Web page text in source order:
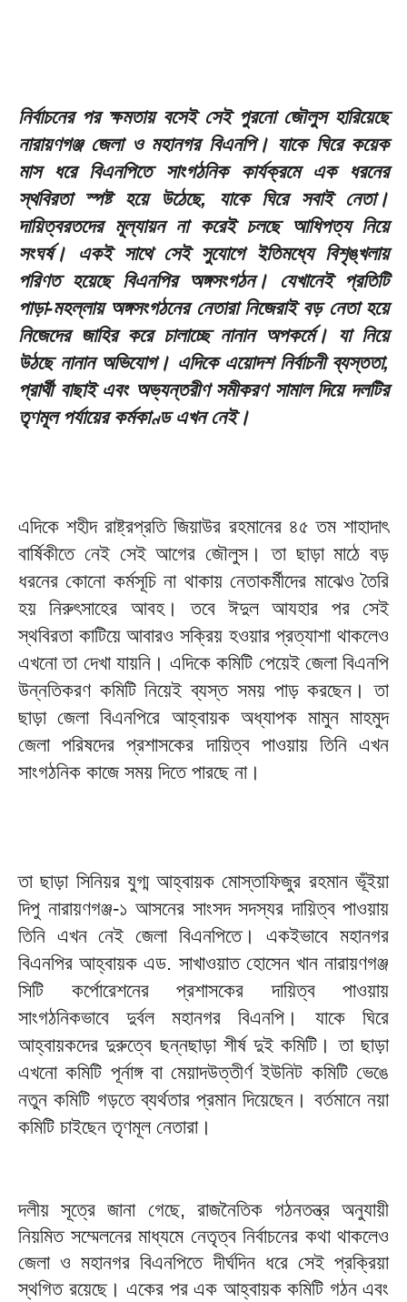
নির্বাচনের পর ক্ষমতায় বসেই সেই পুরনো জৌলুস হারিয়েছে
নারায়ণগঞ্জ জেলা ও মহানগর বিএনপি। যাকে ঘিরে কয়েক
মাস ধরে বিএনপিতে সাংগঠনিক কার্যক্রমে এক ধরনের
স্থবিরতা স্পষ্ট হয়ে উঠেছে, যাকে ঘিরে সবাই নেতা।
দায়িত্বরতদের মূল্যায়ন না করেই চলছে আধিপত্য নিয়ে
সংঘর্ষ। একই সাথে সেই সুযোগে ইতিমধ্যে বিশৃঙ্খলায়
পরিণত হয়েছে বিএনপির অঙ্গসংগঠন। যেখানেই প্রতিটি
পাড়া-মহল্লায় অঙ্গসংগঠনের নেতারা নিজেরাই বড় নেতা হয়ে
নিজেদের জাহির করে চালাচ্ছে নানান অপকর্মে। যা নিয়ে
উঠছে নানান অভিযোগ। এদিকে এয়োদশ নির্বাচনী ব্যস্ততা,
প্রার্থী বাছাই এবং অভ্যন্তরীণ সমীকরণ সামাল দিয়ে দলটির
তৃণমূল পর্যায়ের কর্মকাণ্ড এখন নেই।
এদিকে শহীদ রাষ্ট্রপ্রতি জিয়াউর রহমানের ৪৫ তম শাহাদাৎ
বার্ষিকীতে নেই সেই আগের জৌলুস। তা ছাড়া মাঠে বড়
ধরনের কোনো কর্মসূচি না থাকায় নেতাকর্মীদের মাঝেও তৈরি
হয় নিরুৎসাহের আবহ। তবে ঈদুল আযহার পর সেই
স্থবিরতা কাটিয়ে আবারও সক্রিয় হওয়ার প্রত্যাশা থাকলেও
এখনো তা দেখা যায়নি। এদিকে কমিটি পেয়েই জেলা বিএনপি
উন্নতিকরণ কমিটি নিয়েই ব্যস্ত সময় পাড় করছেন। তা
ছাড়া জেলা বিএনপিরে আহ্বায়ক অধ্যাপক মামুন মাহমুদ
জেলা পরিষদের প্রশাসকের দায়িত্ব পাওয়ায় তিনি এখন
সাংগঠনিক কাজে সময় দিতে পারছে না।
তা ছাড়া সিনিয়র যুগ্ম আহ্বায়ক মোস্তাফিজুর রহমান ভূঁইয়া
দিপু নারায়ণগঞ্জ-১ আসনের সাংসদ সদস্যর দায়িত্ব পাওয়ায়
তিনি এখন নেই জেলা বিএনপিতে। একইভাবে মহানগর
বিএনপির আহ্বায়ক এড. সাখাওয়াত হোসেন খান নারায়ণগঞ্জ
সিটি কর্পোরেশনের প্রশাসকের দায়িত্ব পাওয়ায়
সাংগঠনিকভাবে দুর্বল মহানগর বিএনপি। যাকে ঘিরে
আহ্বায়কদের দুরুত্বে ছন্নছাড়া শীর্ষ দুই কমিটি। তা ছাড়া
এখনো কমিটি পূর্নাঙ্গ বা মেয়াদউত্তীর্ণ ইউনিট কমিটি ভেঙে
নতুন কমিটি গড়তে ব্যর্থতার প্রমান দিয়েছেন। বর্তমানে নয়া
কমিটি চাইছেন তৃণমূল নেতারা।
দলীয় সূত্রে জানা গেছে, রাজনৈতিক গঠনতন্ত্র অনুযায়ী
নিয়মিত সম্মেলনের মাধ্যমে নেতৃত্ব নির্বাচনের কথা থাকলেও
জেলা ও মহানগর বিএনপিতে দীর্ঘদিন ধরে সেই প্রক্রিয়া
স্থগিত রয়েছে। একের পর এক আহ্বায়ক কমিটি গঠন এবং